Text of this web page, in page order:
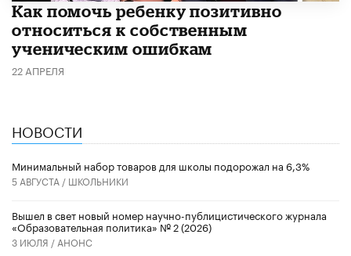
Как помочь ребенку позитивно
относиться к собственным
ученическим ошибкам
22 АПРЕЛЯ
НОВОСТИ
Минимальный набор товаров для школы подорожал на 6,3%
5 АВГУСТА / ШКОЛЬНИКИ
Вышел в свет новый номер научно-публицистического журнала
«Образовательная политика» № 2 (2026)
3 ИЮЛЯ / АНОНС